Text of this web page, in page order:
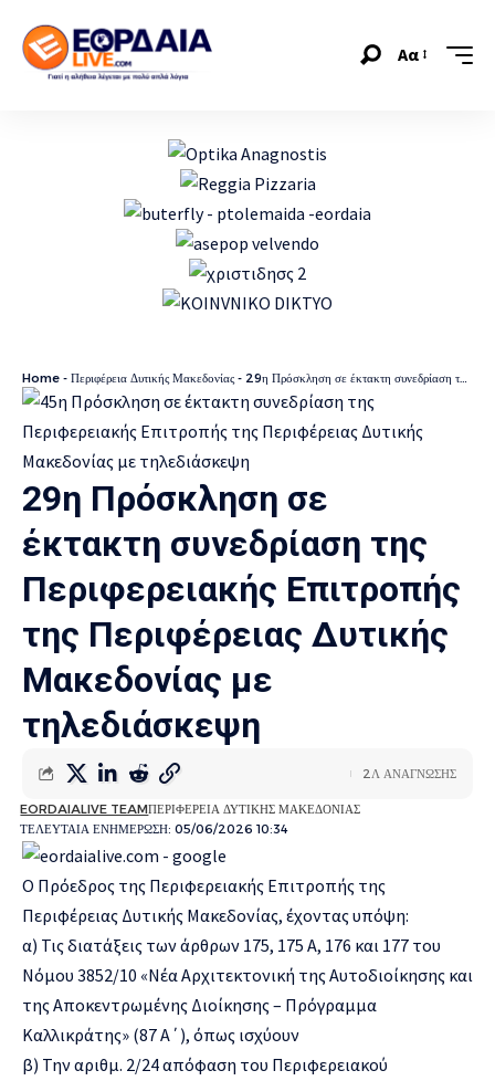
Αα
Home - Περιφέρεια Δυτικής Μακεδονίας - 29η Πρόσκληση σε έκτακτη συνεδρίαση της Περιφερειακής Επιτροπής της Περιφέρειας Δυτικής Μακεδονίας με τηλεδιάσκεψη
29η Πρόσκληση σε
έκτακτη συνεδρίαση της
Περιφερειακής Επιτροπής
της Περιφέρειας Δυτικής
Μακεδονίας με
τηλεδιάσκεψη
ΤΕΛΕΥΤΑΙΑ ΕΝΗΜΕΡΩΣΗ: 05/06/2026 10:34
EORDAIALIVE TEAMΠΕΡΙΦΕΡΕΙΑ ΔΥΤΙΚΗΣ ΜΑΚΕΔΟΝΙΑΣ
2Λ ΑΝΑΓΝΩΣΗΣ
Ο Πρόεδρος της Περιφερειακής Επιτροπής της
Περιφέρειας Δυτικής Μακεδονίας, έχοντας υπόψη:
α) Τις διατάξεις των άρθρων 175, 175 Α, 176 και 177 του
Νόμου 3852/10 «Νέα Αρχιτεκτονική της Αυτοδιοίκησης και
της Αποκεντρωμένης Διοίκησης – Πρόγραμμα
Καλλικράτης» (87 Α΄), όπως ισχύουν
β) Την αριθμ. 2/24 απόφαση του Περιφερειακού